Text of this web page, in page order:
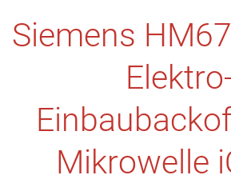
Siemens
Mikrowelle